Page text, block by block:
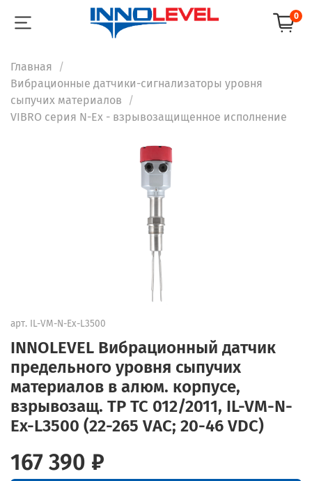
0
Главная
Вибрационные датчики-сигнализаторы уровня
сыпучих материалов
VIBRO серия N-Ex - взрывозащищенное исполнение
арт. IL-VM-N-Ex-L3500
INNOLEVEL Вибрационный датчик
предельного уровня сыпучих
материалов в алюм. корпусе,
взрывозащ. ТР ТС 012/2011, IL-VM-N-
Ex-L3500 (22-265 VAC; 20-46 VDC)
167 390 ₽